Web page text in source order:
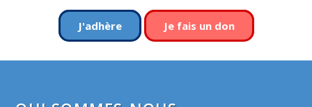
J'adhère Je fais un don